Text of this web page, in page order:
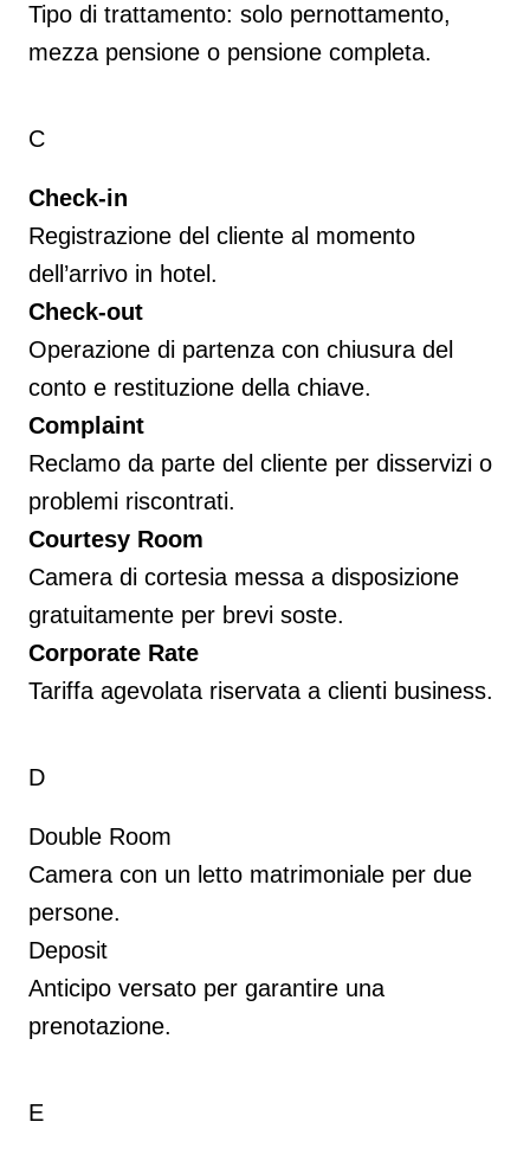
Tipo di trattamento: solo pernottamento,
mezza pensione o pensione completa.
C
Check-in
Registrazione del cliente al momento
dell’arrivo in hotel.
Check-out
Operazione di partenza con chiusura del
conto e restituzione della chiave.
Complaint
Reclamo da parte del cliente per disservizi o
problemi riscontrati.
Courtesy Room
Camera di cortesia messa a disposizione
gratuitamente per brevi soste.
Corporate Rate
Tariffa agevolata riservata a clienti business.
D
Double Room
Camera con un letto matrimoniale per due
persone.
Deposit
Anticipo versato per garantire una
prenotazione.
E